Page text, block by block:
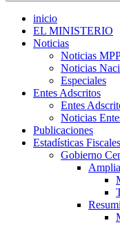
inicio
EL MINISTERIO
Noticias
Noticias
Noticias
Especiales
Entes Adscritos
Entes
Noticias
Publicaciones
Estadísticas Fiscales
Gobierno